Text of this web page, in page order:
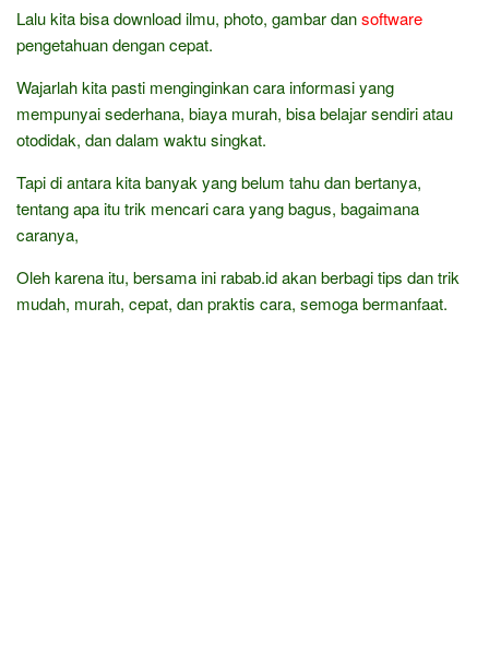
Lalu kita bisa download ilmu, photo, gambar dansoftware
pengetahuan dengan cepat.
Wajarlah kita pasti menginginkan cara informasi yang
mempunyai sederhana, biaya murah, bisa belajar sendiri atau
otodidak, dan dalam waktu singkat.
Tapi di antara kita banyak yang belum tahu dan bertanya,
tentang apa itu trik mencari cara yang bagus, bagaimana
caranya,
Oleh karena itu, bersama ini rabab.id akan berbagi tips dan trik
mudah, murah, cepat, dan praktis cara, semoga bermanfaat.